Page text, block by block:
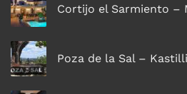
Cortijo el Sarmiento –
Poza de la Sal –